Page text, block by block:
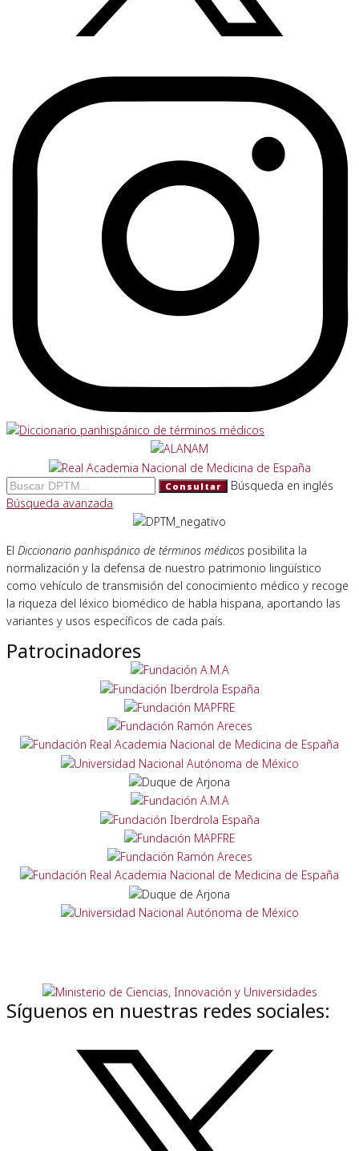
Consultar
Búsqueda en inglés
Búsqueda avanzada
El Diccionario panhispánico de términos médicos posibilita la
normalización y la defensa de nuestro patrimonio lingüístico
como vehículo de transmisión del conocimiento médico y recoge
la riqueza del léxico biomédico de habla hispana, aportando las
variantes y usos específicos de cada país.
Patrocinadores
Síguenos en nuestras redes sociales: